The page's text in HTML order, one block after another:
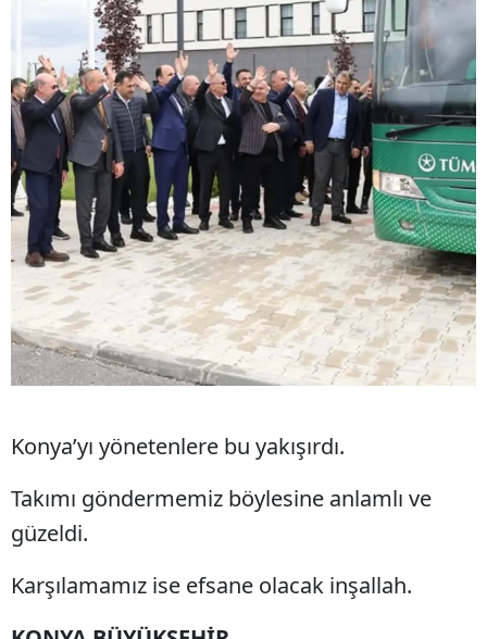
Şırnak
Bartın
Ardahan
Iğdır
Yalova
Karabük
Kilis
Osmaniye
Düzce
Konya’yı yönetenlere bu yakışırdı.
Takımı göndermemiz böylesine anlamlı ve
güzeldi.
Karşılamamız ise efsane olacak inşallah.